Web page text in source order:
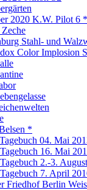
2020 K.W. Pilot 6 *
Stahl- und
Color Implosion
*
04. Mai
16. Mai
2.-3.
7. April
Friedhof Berlin